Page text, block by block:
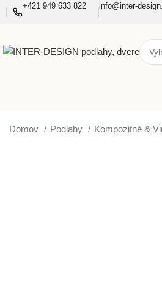
+421 949 633 822 info@inter-
Domov Podlahy Kompozitné &